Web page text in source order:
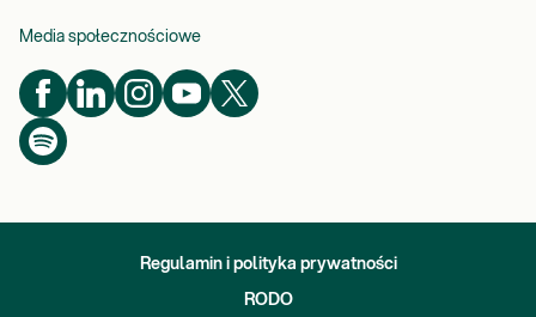
Media społecznościowe
Regulamin i polityka prywatności
RODO